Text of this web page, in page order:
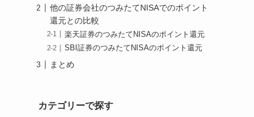
他の証券会社のつみたてNISAでのポイント
還元との比較
楽天証券のつみたてNISAのポイント還元
SBI証券のつみたてNISAのポイント還元
まとめ
カテゴリーで探す